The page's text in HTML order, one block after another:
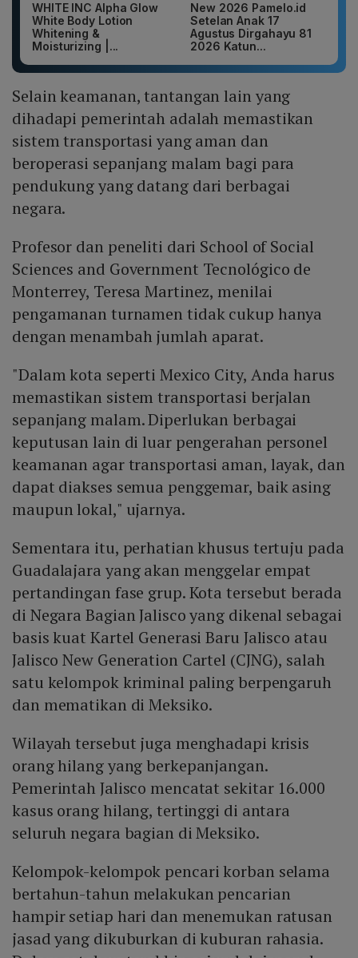
WHITE INC Alpha Glow
White Body Lotion
Whitening &
Moisturizing |...
New 2026 Pamelo.id
Setelan Anak 17
Agustus Dirgahayu 81
2026 Katun...
Selain keamanan, tantangan lain yang
dihadapi pemerintah adalah memastikan
sistem transportasi yang aman dan
beroperasi sepanjang malam bagi para
pendukung yang datang dari berbagai
negara.
Profesor dan peneliti dari School of Social
Sciences and Government Tecnológico de
Monterrey, Teresa Martinez, menilai
pengamanan turnamen tidak cukup hanya
dengan menambah jumlah aparat.
"Dalam kota seperti Mexico City, Anda harus
memastikan sistem transportasi berjalan
sepanjang malam. Diperlukan berbagai
keputusan lain di luar pengerahan personel
keamanan agar transportasi aman, layak, dan
dapat diakses semua penggemar, baik asing
maupun lokal," ujarnya.
Sementara itu, perhatian khusus tertuju pada
Guadalajara yang akan menggelar empat
pertandingan fase grup. Kota tersebut berada
di Negara Bagian Jalisco yang dikenal sebagai
basis kuat Kartel Generasi Baru Jalisco atau
Jalisco New Generation Cartel (CJNG), salah
satu kelompok kriminal paling berpengaruh
dan mematikan di Meksiko.
Wilayah tersebut juga menghadapi krisis
orang hilang yang berkepanjangan.
Pemerintah Jalisco mencatat sekitar 16.000
kasus orang hilang, tertinggi di antara
seluruh negara bagian di Meksiko.
Kelompok-kelompok pencari korban selama
bertahun-tahun melakukan pencarian
hampir setiap hari dan menemukan ratusan
jasad yang dikuburkan di kuburan rahasia.